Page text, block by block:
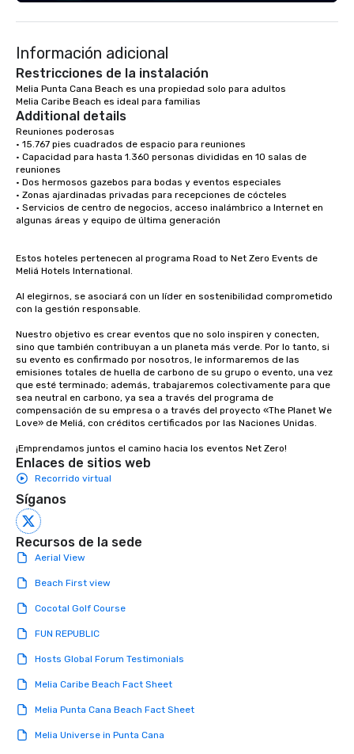
Información adicional
Restricciones de la instalación
Melia Punta Cana Beach es una propiedad solo para adultos
Melia Caribe Beach es ideal para familias
Additional details
Reuniones poderosas
• 15.767 pies cuadrados de espacio para reuniones
• Capacidad para hasta 1.360 personas divididas en 10 salas de
reuniones
• Dos hermosos gazebos para bodas y eventos especiales
• Zonas ajardinadas privadas para recepciones de cócteles
• Servicios de centro de negocios, acceso inalámbrico a Internet en
algunas áreas y equipo de última generación
Estos hoteles pertenecen al programa Road to Net Zero Events de
Meliá Hotels International.
Al elegirnos, se asociará con un líder en sostenibilidad comprometido
con la gestión responsable.
Nuestro objetivo es crear eventos que no solo inspiren y conecten,
sino que también contribuyan a un planeta más verde. Por lo tanto, si
su evento es confirmado por nosotros, le informaremos de las
emisiones totales de huella de carbono de su grupo o evento, una vez
que esté terminado; además, trabajaremos colectivamente para que
sea neutral en carbono, ya sea a través del programa de
compensación de su empresa o a través del proyecto «The Planet We
Love» de Meliá, con créditos certificados por las Naciones Unidas.
¡Emprendamos juntos el camino hacia los eventos Net Zero!
Enlaces de sitios web
Recorrido virtual
Síganos
Recursos de la sede
Aerial View
Beach First view
Cocotal Golf Course
FUN REPUBLIC
Hosts Global Forum Testimonials
Melia Caribe Beach Fact Sheet
Melia Punta Cana Beach Fact Sheet
Melia Universe in Punta Cana